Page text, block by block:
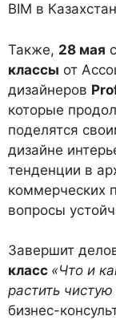
BIM в
Также, 28 мая
классы от
дизайнеров
которые
поделятся
дизайне
тенденции в
коммерческих
вопросы
Завершит
класс «Что и
растить
бизнес-